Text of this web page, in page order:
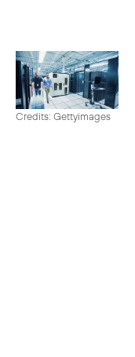
Credits: Gettyimages